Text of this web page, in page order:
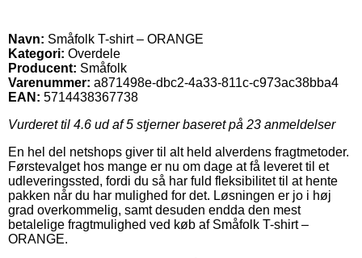
Navn: Småfolk T-shirt – ORANGE
Kategori: Overdele
Producent: Småfolk
Varenummer: a871498e-dbc2-4a33-811c-c973ac38bba4
EAN: 5714438367738
Vurderet til 4.6 ud af 5 stjerner baseret på 23 anmeldelser
En hel del netshops giver til alt held alverdens fragtmetoder.
Førstevalget hos mange er nu om dage at få leveret til et
udleveringssted, fordi du så har fuld fleksibilitet til at hente
pakken når du har mulighed for det. Løsningen er jo i høj
grad overkommelig, samt desuden endda den mest
betalelige fragtmulighed ved køb af Småfolk T-shirt –
ORANGE.